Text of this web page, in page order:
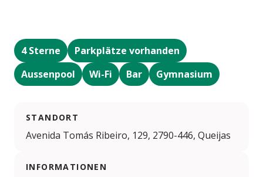
4 Sterne
Parkplätze vorhanden
Aussenpool
Wi-Fi Bar Gymnasium
STANDORT
Avenida Tomás Ribeiro, 129, 2790-446, Queijas
INFORMATIONEN